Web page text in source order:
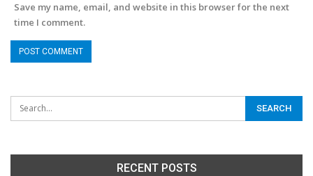
Save my name, email, and website in this browser for the next
time I comment.
RECENT POSTS